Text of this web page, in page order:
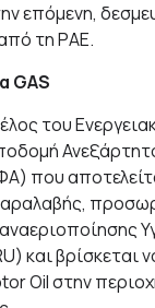
επόμενη,
τη ΡΑΕ.
GAS
του
που
) και βρίσκεται
Oilστην